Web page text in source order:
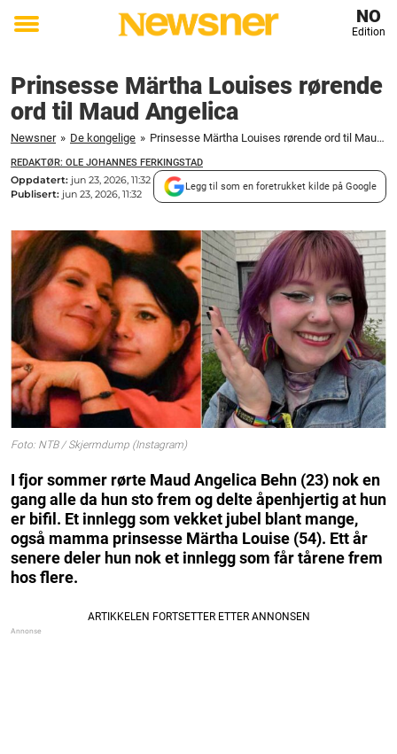
Toggle
NO
Edition
Prinsesse Märtha Louises rørende
ord til Maud Angelica
Newsner » De kongelige » Prinsesse Märtha Louises rørende ord til Maud Angelica
REDAKTØR: OLE JOHANNES FERKINGSTAD
Oppdatert: jun 23, 2026, 11:32
Publisert: jun 23, 2026, 11:32
Legg til som en foretrukket kilde på Google
Foto: NTB / Skjermdump (Instagram)
I fjor sommer rørte Maud Angelica Behn (23) nok en
gang alle da hun sto frem og delte åpenhjertig at hun
er bifil. Et innlegg som vekket jubel blant mange,
også mamma prinsesse Märtha Louise (54). Ett år
senere deler hun nok et innlegg som får tårene frem
hos flere.